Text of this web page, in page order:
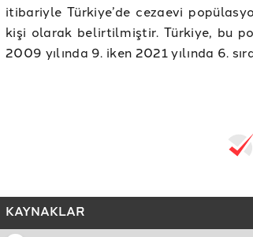
itibariyle Türkiye’de cezaevi
kişi olarak belirtilmiştir. Türkiye, bu
2009 yılında 9. iken 2021 yılında 6.
KAYNAKLAR